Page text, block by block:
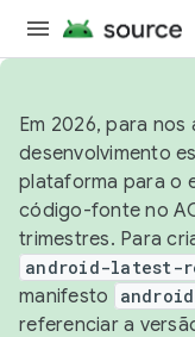
Em 2026, para
desenvolvimento
plataforma para o
código-fonte no
trimestres. Para
android-latest-
manifesto
referenciar a